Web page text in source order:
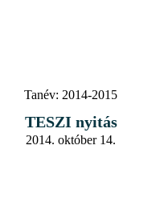
Tanév: 2014-2015
TESZI nyitás
2014. október 14.